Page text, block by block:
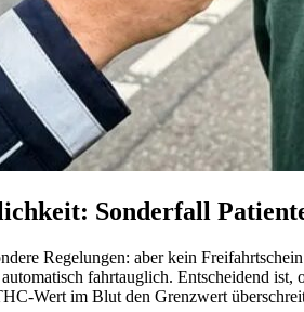
Sonderfall
Regelungen: aber kein
fahrtauglich. Entscheidend ist,
Wert im Blut den Grenzwert